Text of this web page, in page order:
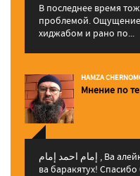
В последнее время
проблемой.
хиджабом и рано по...
HAMZA
Мнение по
إمام احمد إمام , Ва алейкум ассалам ва рахматуЛлахи
ва баракятух! Спасибо